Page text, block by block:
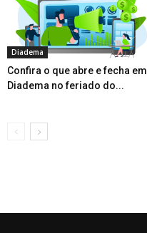
Diadema
Confira o que abre e fecha em
Diadema no feriado do...